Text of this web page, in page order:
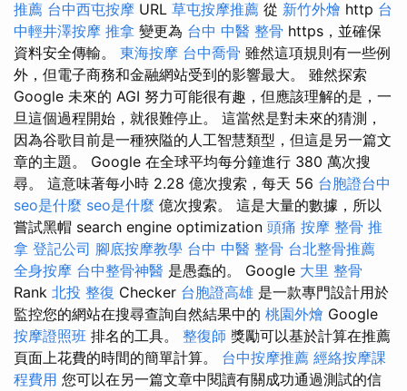
推薦 台中西屯按摩 URL 草屯按摩推薦 從 新竹外燴 http 台
中輕井澤按摩 推拿 變更為 台中 中醫 整骨 https，並確保
資料安全傳輸。 東海按摩 台中喬骨 雖然這項規則有一些例
外，但電子商務和金融網站受到的影響最大。 雖然探索
Google 未來的 AGI 努力可能很有趣，但應該理解的是，一
旦這個過程開始，就很難停止。 這當然是對未來的猜測，
因為谷歌目前是一種狹隘的人工智慧類型，但這是另一篇文
章的主題。 Google 在全球平均每分鐘進行 380 萬次搜
尋。 這意味著每小時 2.28 億次搜索，每天 56 台胞證台中
seo是什麼 seo是什麼 億次搜索。 這是大量的數據，所以
嘗試黑帽 search engine optimization 頭痛 按摩 整骨 推
拿 登記公司 腳底按摩教學 台中 中醫 整骨 台北整骨推薦
全身按摩 台中整骨神醫 是愚蠢的。 Google 大里 整骨
Rank 北投 整復 Checker 台胞證高雄 是一款專門設計用於
監控您的網站在搜尋查詢自然結果中的 桃園外燴 Google
按摩證照班 排名的工具。 整復師 獎勵可以基於計算在推薦
頁面上花費的時間的簡單計算。 台中按摩推薦 經絡按摩課
程費用 您可以在另一篇文章中閱讀有關成功通過測試的信